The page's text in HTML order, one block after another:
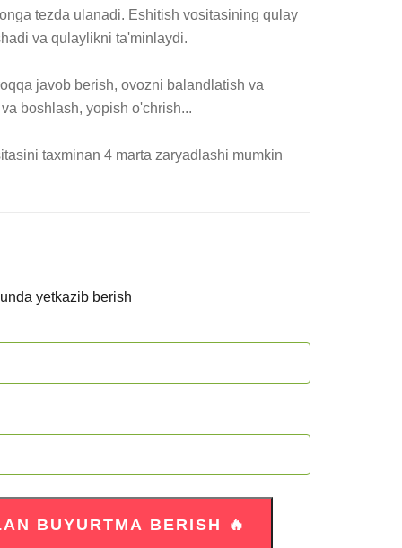
tezda ulanadi. Eshitish vositasining qulay
va qulaylikni ta'minlaydi.
javob berish, ovozni balandlatish va
boshlash, yopish o'chrish...
yetkazib berish